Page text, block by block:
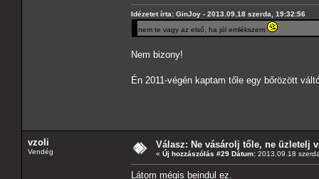
Idézetet írta: GinJoy - 2013.09.18 szerda, 19:32:56
nem te vagy az első, ha jól emlékszem
Nem bizony!
Én 2011-végén kaptam tőle egy bőrözött
vzoli
Vendég
Válasz: Ne vásárolj tőle, ne üzletelj
« Új hozzászólás #29 Dátum: 2013.09.18
Látom mégis beindul ez.